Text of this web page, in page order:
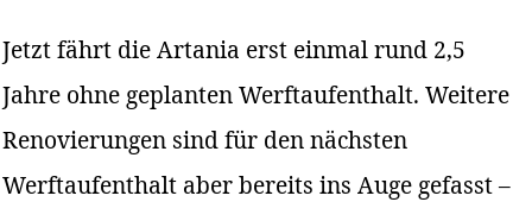
Jetzt fährt die Artania erst einmal rund 2,5
Jahre ohne geplanten Werftaufenthalt. Weitere
Renovierungen sind für den nächsten
Werftaufenthalt aber bereits ins Auge gefasst –